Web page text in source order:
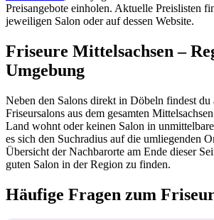
Preisangebote einholen. Aktuelle Preislisten
jeweiligen Salon oder auf dessen Website.
Friseure Mittelsachsen –
Umgebung
Neben den Salons direkt in Döbeln findest du
Friseursalons aus dem gesamten
Land wohnt oder keinen Salon in
es sich den Suchradius auf die umliegenden
Übersicht der Nachbarorte am Ende dieser
guten Salon in der Region zu finden.
Häufige Fragen zum